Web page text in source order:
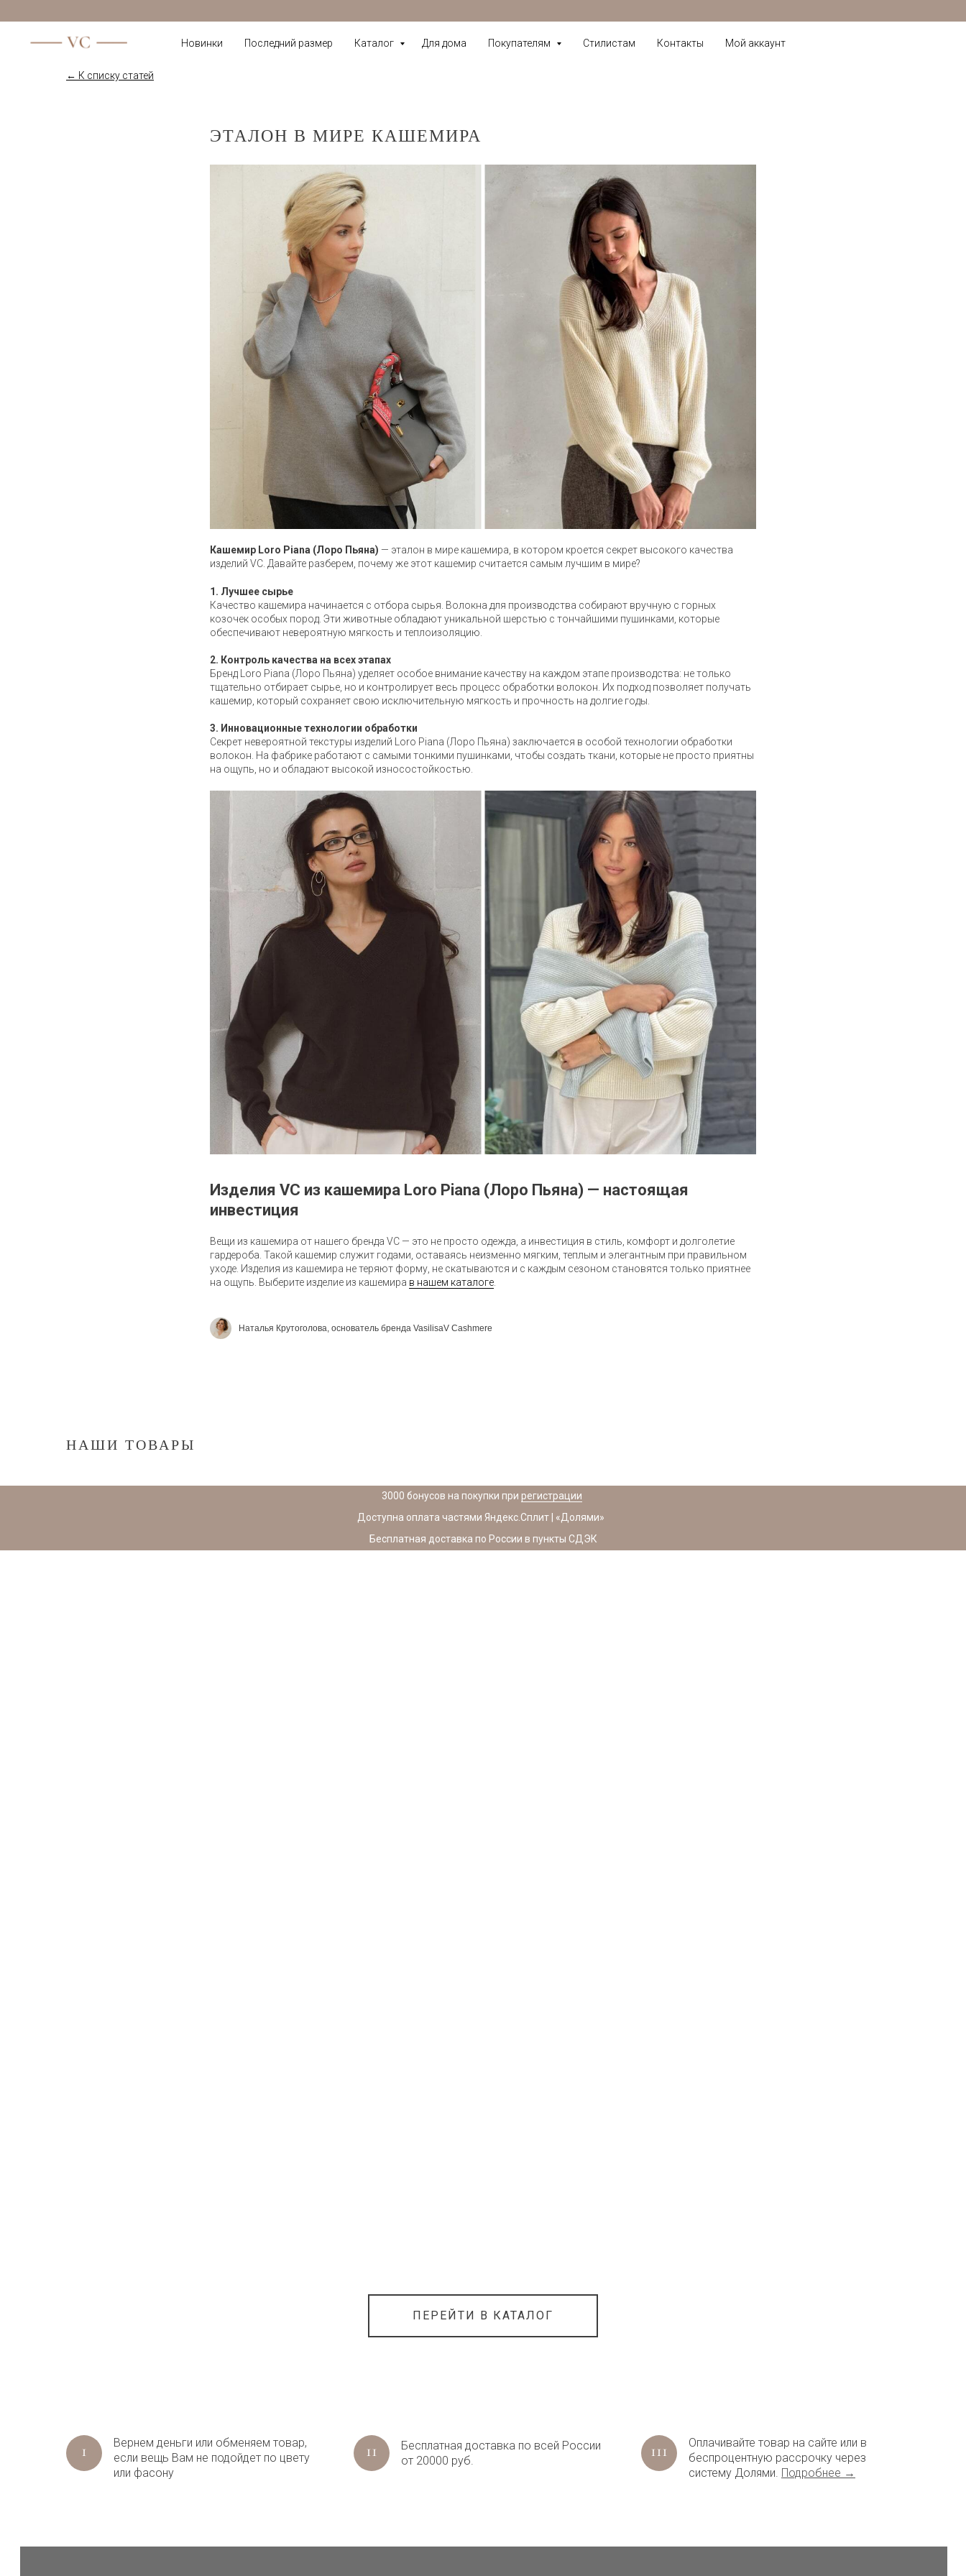
Новинки Последний размер Каталог Для дома Покупателям Стилистам Контакты Мой аккаунт
← К списку статей
ЭТАЛОН В МИРЕ КАШЕМИРА
Кашемир Loro Piana (Лоро Пьяна) — эталон в мире кашемира, в котором кроется секрет высокого качества
изделий VC. Давайте разберем, почему же этот кашемир считается самым лучшим в мире?
1. Лучшее сырье
Качество кашемира начинается с отбора сырья. Волокна для производства собирают вручную с горных
козочек особых пород. Эти животные обладают уникальной шерстью с тончайшими пушинками, которые
обеспечивают невероятную мягкость и теплоизоляцию.
2. Контроль качества на всех этапах
Бренд Loro Piana (Лоро Пьяна) уделяет особое внимание качеству на каждом этапе производства: не только
тщательно отбирает сырье, но и контролирует весь процесс обработки волокон. Их подход позволяет получать
кашемир, который сохраняет свою исключительную мягкость и прочность на долгие годы.
3. Инновационные технологии обработки
Секрет невероятной текстуры изделий Loro Piana (Лоро Пьяна) заключается в особой технологии обработки
волокон. На фабрике работают с самыми тонкими пушинками, чтобы создать ткани, которые не просто приятны
на ощупь, но и обладают высокой износостойкостью.
Изделия VC из кашемира Loro Piana (Лоро Пьяна) — настоящая
инвестиция
Вещи из кашемира от нашего бренда VC — это не просто одежда, а инвестиция в стиль, комфорт и долголетие
гардероба. Такой кашемир служит годами, оставаясь неизменно мягким, теплым и элегантным при правильном
уходе. Изделия из кашемира не теряют форму, не скатываются и с каждым сезоном становятся только приятнее
на ощупь. Выберите изделие из кашемира в нашем каталоге.
Наталья Крутоголова, основатель бренда VasilisaV Cashmere
НАШИ ТОВАРЫ
3000 бонусов на покупки при регистрации
Доступна оплата частями Яндекс.Сплит | «Долями»
Бесплатная доставка по России в пункты СДЭК
ПЕРЕЙТИ В КАТАЛОГ
Вернем деньги или обменяем товар,
если вещь Вам не подойдет по цвету
или фасону
Бесплатная доставка по всей России
от 20000 руб.
Оплачивайте товар на сайте или в
беспроцентную рассрочку через
систему Долями. Подробнее →